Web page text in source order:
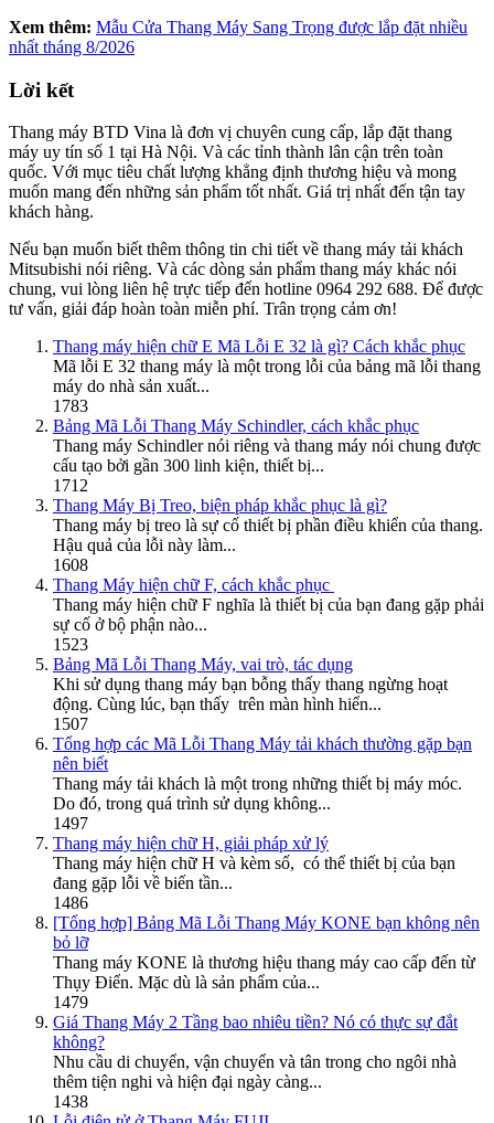
Xem thêm: Mẫu Cửa Thang Máy Sang Trọng được lắp đặt nhiều
nhất tháng 8/2026
Lời kết
Thang máy BTD Vina là đơn vị chuyên cung cấp, lắp đặt thang
máy uy tín số 1 tại Hà Nội. Và các tỉnh thành lân cận trên toàn
quốc. Với mục tiêu chất lượng khẳng định thương hiệu và mong
muốn mang đến những sản phẩm tốt nhất. Giá trị nhất đến tận tay
khách hàng.
Nếu bạn muốn biết thêm thông tin chi tiết về thang máy tải khách
Mitsubishi nói riêng. Và các dòng sản phẩm thang máy khác nói
chung, vui lòng liên hệ trực tiếp đến hotline 0964 292 688. Để được
tư vấn, giải đáp hoàn toàn miễn phí. Trân trọng cảm ơn!
Thang máy hiện chữ E Mã Lỗi E 32 là gì? Cách khắc phục
Mã lỗi E 32 thang máy là một trong lỗi của bảng mã lỗi thang
máy do nhà sản xuất...
1783
Bảng Mã Lỗi Thang Máy Schindler, cách khắc phục
Thang máy Schindler nói riêng và thang máy nói chung được
cấu tạo bởi gần 300 linh kiện, thiết bị...
1712
Thang Máy Bị Treo, biện pháp khắc phục là gì?
Thang máy bị treo là sự cố thiết bị phần điều khiển của thang.
Hậu quả của lỗi này làm...
1608
Thang Máy hiện chữ F, cách khắc phục
Thang máy hiện chữ F nghĩa là thiết bị của bạn đang gặp phải
sự cố ở bộ phận nào...
1523
Bảng Mã Lỗi Thang Máy, vai trò, tác dụng
Khi sử dụng thang máy bạn bỗng thấy thang ngừng hoạt
động. Cùng lúc, bạn thấy trên màn hình hiển...
1507
Tổng hợp các Mã Lỗi Thang Máy tải khách thường gặp bạn
nên biết
Thang máy tải khách là một trong những thiết bị máy móc.
Do đó, trong quá trình sử dụng không...
1497
Thang máy hiện chữ H, giải pháp xử lý
Thang máy hiện chữ H và kèm số, có thể thiết bị của bạn
đang gặp lỗi về biến tần...
1486
[Tổng hợp] Bảng Mã Lỗi Thang Máy KONE bạn không nên
bỏ lỡ
Thang máy KONE là thương hiệu thang máy cao cấp đến từ
Thụy Điển. Mặc dù là sản phẩm của...
1479
Giá Thang Máy 2 Tầng bao nhiêu tiền? Nó có thực sự đắt
không?
Nhu cầu di chuyển, vận chuyển và tân trong cho ngôi nhà
thêm tiện nghi và hiện đại ngày càng...
1438